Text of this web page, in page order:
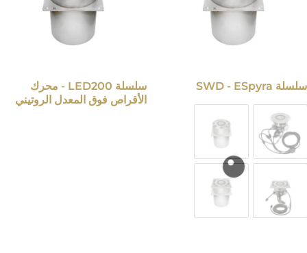
سلسلة SWD - ESpyra
سلسلة LED200 - محرك
الأقراص فوق المعدل الروتيني